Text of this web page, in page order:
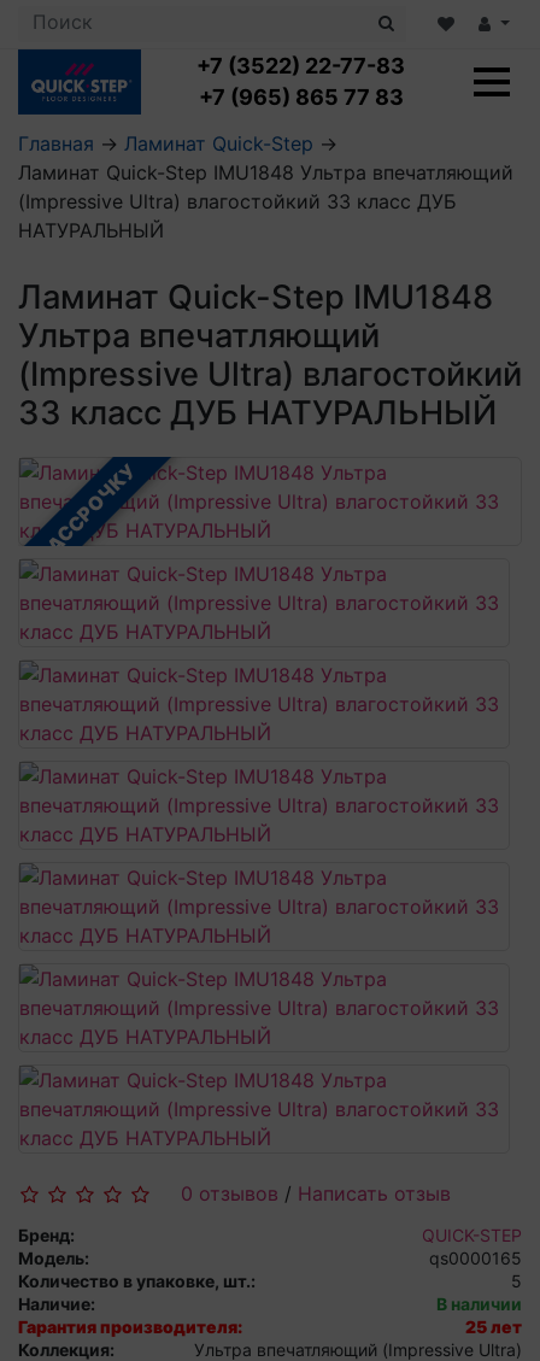
+7 (3522) 22-77-83
+7 (965) 865 77 83
Ламинат с укладкой
Ламинат 32 класс
Посмотреть все категории
LOC FLOOR PLUS
LOC FLOOR ARCTIC
Посмотреть все категории
Кварцвиниловая плитка с укладкой
Клеевая кварцвиниловая плитка
Виниловый ламинат
Кварцвинил SPC OASIS
Посмотреть все категории
Плинтус
Профили для ступеней
Подложка
Пороги
Посмотреть все категории
Аксессуары для стеновых панелей
Главная → Ламинат Quick-Step →
Ламинат Quick-Step IMU1848 Ультра впечатляющий
(Impressive Ultra) влагостойкий 33 класс ДУБ
НАТУРАЛЬНЫЙ
Ламинат Quick-Step IMU1848
Ультра впечатляющий
(Impressive Ultra) влагостойкий
33 класс ДУБ НАТУРАЛЬНЫЙ
В РАССРОЧКУ
0 отзывов / Написать отзыв
Бренд:
QUICK-STEP
Модель:
qs0000165
Количество в упаковке, шт.:
5
Наличие:
В наличии
Гарантия производителя:
25 лет
Коллекция:
Ультра впечатляющий (Impressive Ultra)